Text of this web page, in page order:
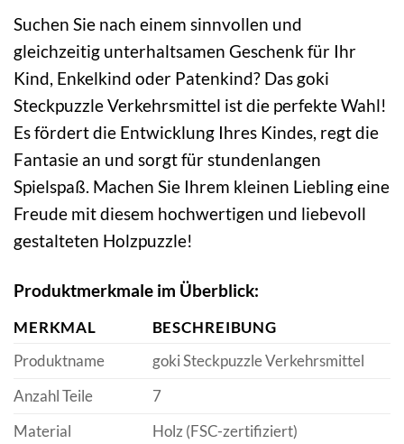
Suchen Sie nach einem sinnvollen und
gleichzeitig unterhaltsamen Geschenk für Ihr
Kind, Enkelkind oder Patenkind? Das goki
Steckpuzzle Verkehrsmittel ist die perfekte Wahl!
Es fördert die Entwicklung Ihres Kindes, regt die
Fantasie an und sorgt für stundenlangen
Spielspaß. Machen Sie Ihrem kleinen Liebling eine
Freude mit diesem hochwertigen und liebevoll
gestalteten Holzpuzzle!
Produktmerkmale im Überblick:
MERKMAL
BESCHREIBUNG
Produktname
goki Steckpuzzle Verkehrsmittel
Anzahl Teile
7
Material
Holz (FSC-zertifiziert)